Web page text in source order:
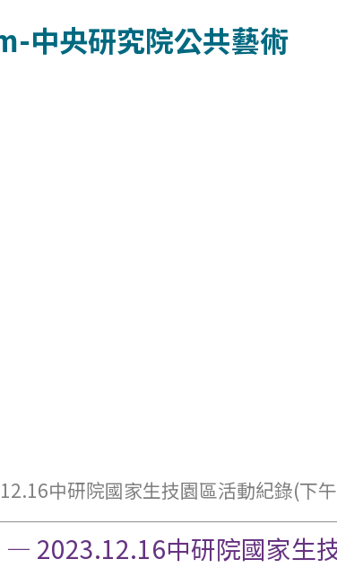
中研院國家生技園區活動紀錄(下
— 2023.12.16中研院國家生